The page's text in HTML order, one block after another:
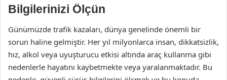
Bilgilerinizi Ölçün
Günümüzde trafik kazaları, dünya genelinde önemli bir
sorun haline gelmiştir. Her yıl milyonlarca insan, dikkatsizlik,
hız, alkol veya uyuşturucu etkisi altında araç kullanma gibi
nedenlerle hayatını kaybetmekte veya yaralanmaktadır. Bu